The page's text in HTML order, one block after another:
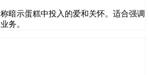
暗示蛋糕中投入的爱和关怀。适合强调
务。